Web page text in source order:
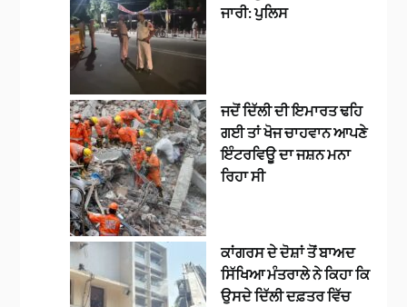
ਜਾਰੀ: ਪੁਲਿਸ
ਜਦੋਂ ਦਿੱਲੀ ਦੀ ਇਮਾਰਤ ਢਹਿ
ਗਈ ਤਾਂ ਖੋਜ ਚਾਹਵਾਨ ਆਪਣੇ
ਇੰਟਰਵਿਊ ਦਾ ਜਸ਼ਨ ਮਨਾ
ਰਿਹਾ ਸੀ
ਕਾਂਗਰਸ ਦੇ ਦੋਸ਼ਾਂ ਤੋਂ ਬਾਅਦ
ਸਿੱਖਿਆ ਮੰਤਰਾਲੇ ਨੇ ਕਿਹਾ ਕਿ
ਉਸਦੇ ਦਿੱਲੀ ਦਫ਼ਤਰ ਵਿੱਚ